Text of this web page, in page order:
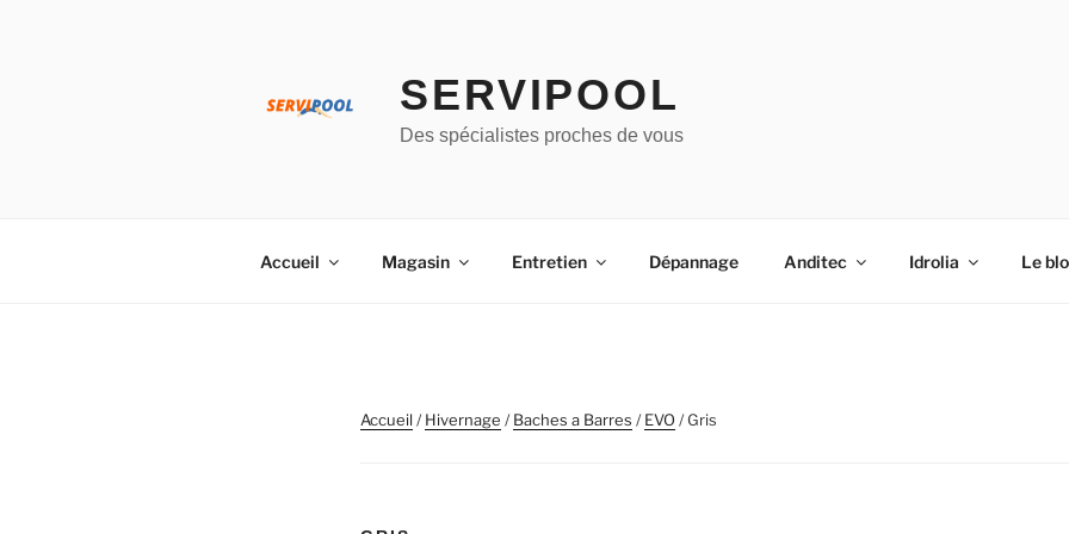
SERVIPOOL
Des spécialistes proches de vous
Accueil Magasin Entretien Dépannage Anditec Idrolia Le
Accueil/Hivernage /Baches a Barres /EVO / Gris